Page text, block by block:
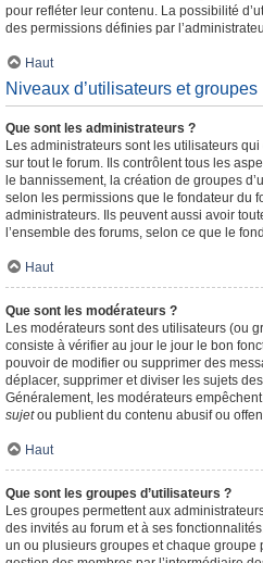
pour refléter leur contenu. La possibilité
des permissions définies par
Haut
Niveaux d’utilisateurs et groupes
Que sont les administrateurs ?
Les administrateurs sont les utilisateurs
sur tout le forum. Ils contrôlent tous les
le bannissement, la création de groupes
selon les permissions que le fondateur du
administrateurs. Ils peuvent aussi avoir
l’ensemble des forums, selon ce que le
Haut
Que sont les modérateurs ?
Les modérateurs sont des utilisateurs (ou
consiste à vérifier au jour le jour le bon
pouvoir de modifier ou supprimer des
déplacer, supprimer et diviser les sujets
Généralement, les modérateurs
sujetou publient du contenu abusif ou
Haut
Que sont les groupes d’utilisateurs ?
Les groupes permettent aux
des invités au forum et à ses
un ou plusieurs groupes et chaque groupe